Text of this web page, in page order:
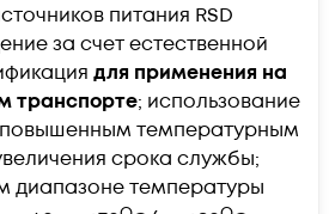
питания RSD
за счет естественной
для применения на
транспорте; использование
температурным
срока службы;
диапазоне температуры